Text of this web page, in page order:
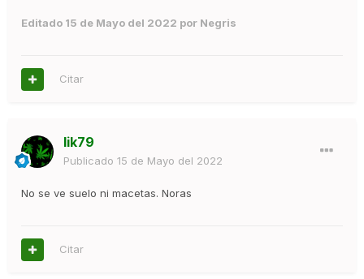
Editado 15 de Mayo del 2022 por Negris
Citar
lik79
Publicado 15 de Mayo del 2022
No se ve suelo ni macetas. Noras
Citar